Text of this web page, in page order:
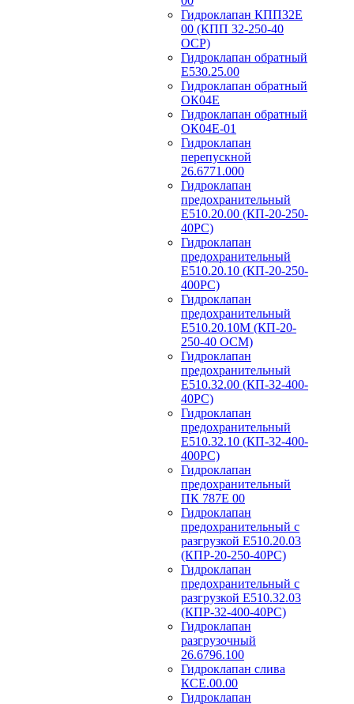
Гидроклапан КПП32Е
00 (КПП 32-250-40
ОСР)
Гидроклапан обратный
Е530.25.00
Гидроклапан обратный
ОК04Е
Гидроклапан обратный
ОК04Е-01
Гидроклапан
перепускной
26.6771.000
Гидроклапан
предохранительный
Е510.20.00 (КП-20-250-
40РС)
Гидроклапан
предохранительный
Е510.20.10 (КП-20-250-
400РС)
Гидроклапан
предохранительный
Е510.20.10М (КП-20-
250-40 ОСМ)
Гидроклапан
предохранительный
Е510.32.00 (КП-32-400-
40РС)
Гидроклапан
предохранительный
Е510.32.10 (КП-32-400-
400РС)
Гидроклапан
предохранительный
ПК 787Е 00
Гидроклапан
предохранительный с
разгрузкой Е510.20.03
(КПР-20-250-40РС)
Гидроклапан
предохранительный с
разгрузкой Е510.32.03
(КПР-32-400-40РС)
Гидроклапан
разгрузочный
26.6796.100
Гидроклапан слива
КСЕ.00.00
Гидроклапан